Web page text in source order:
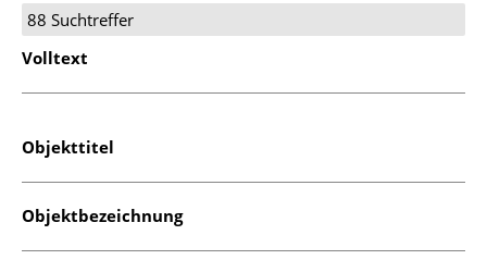
88 Suchtreffer
Volltext
Objekttitel
Objektbezeichnung